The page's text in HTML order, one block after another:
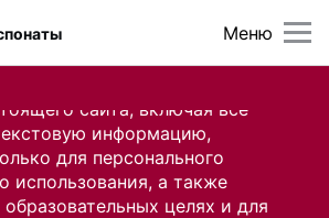
сайта, включая все
информацию,
для персонального
использования, а также
целях и для
Меню